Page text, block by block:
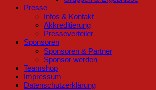
Presse
Infos & Kontakt
Akkreditierung
Presseverteiler
Sponsoren
Sponsoren & Partner
Sponsor werden
Teamshop
Impressum
Datenschutzerklärung